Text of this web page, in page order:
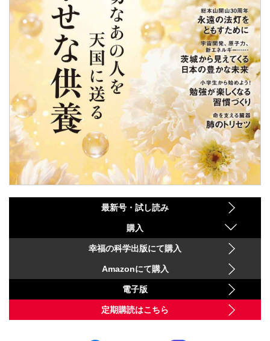
最新号・試し読み
購入
幸福の科学出版にて購入
Amazonにて購入
電子版
定期購読はこちら